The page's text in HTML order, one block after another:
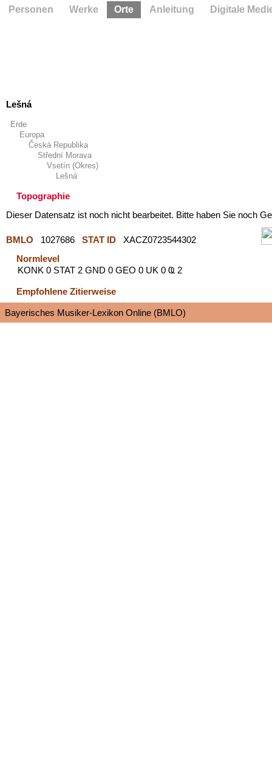
Lešná
Erde
Europa
Česká Republika
Střední Morava
Vsetín (Okres)
Lešná
Topographie
Dieser Datensatz ist noch nicht bearbeitet. Bitte haben Sie noch
BMLO 1027686 STAT ID
XACZ0723544302
Normlevel
KONK 0 STAT 2 GND 0 GEO 0 UK 0 Ҩ 2
Empfohlene Zitierweise
Bayerisches Musiker-Lexikon Online (BMLO)
Personen Werke Orte Anleitung Digitale